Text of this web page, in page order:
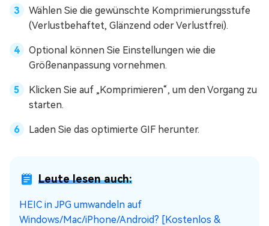
Wählen Sie die gewünschte Komprimierungsstufe
(Verlustbehaftet, Glänzend oder Verlustfrei).
Optional können Sie Einstellungen wie die
Größenanpassung vornehmen.
Klicken Sie auf „Komprimieren“, um den Vorgang zu
starten.
Laden Sie das optimierte GIF herunter.
Leute lesen auch:
HEIC in JPG umwandeln auf
Windows/Mac/iPhone/Android? [Kostenlos &